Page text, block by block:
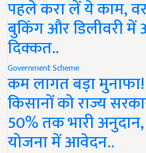
पहले करा लें ये काम,
बुकिंग और डिलीवरी
दिक्कत..
Government Scheme
कम लागत बड़ा
किसानों को राज्य
50% तक भारी
योजना में आवेदन..